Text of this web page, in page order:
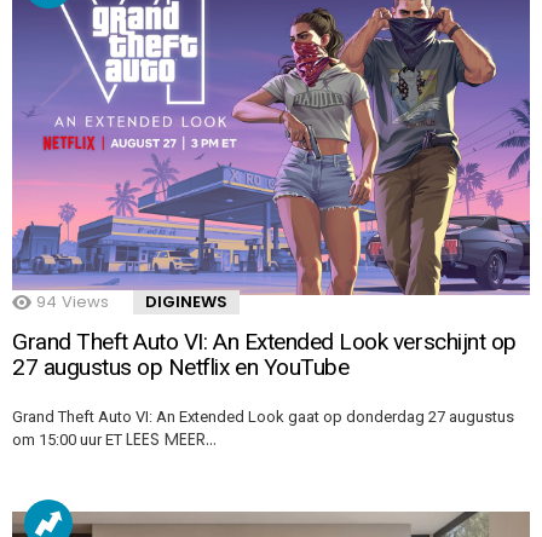
94 Views DIGINEWS
Grand Theft Auto VI: An Extended Look verschijnt op
27 augustus op Netflix en YouTube
Grand Theft Auto VI: An Extended Look gaat op donderdag 27 augustus
om 15:00 uur ET LEES MEER…